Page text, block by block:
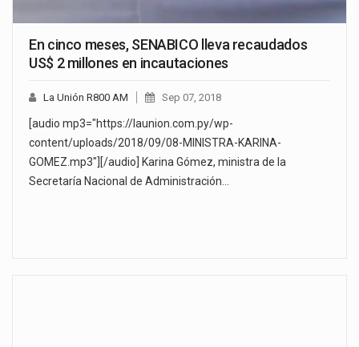
En cinco meses, SENABICO lleva recaudados
US$ 2 millones en incautaciones
La Unión R800 AM Sep 07, 2018
[audio mp3="https://launion.com.py/wp-
content/uploads/2018/09/08-MINISTRA-KARINA-
GOMEZ.mp3"][/audio] Karina Gómez, ministra de la
Secretaría Nacional de Administración…